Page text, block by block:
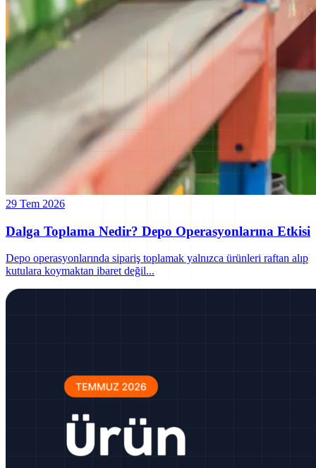
29 Tem 2026
Dalga Toplama Nedir? Depo Operasyonlarına Etkisi
Depo operasyonlarında sipariş toplamak yalnızca ürünleri raftan alıp
kutulara koymaktan ibaret değil...